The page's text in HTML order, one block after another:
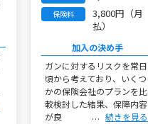
保険料
3,800円（月
払）
加入の決め手
ガンに対するリスクを常日
頃から考えており、いくつ
かの保険会社のプランを比
較検討した結果、保障内容
が良
続きを見る